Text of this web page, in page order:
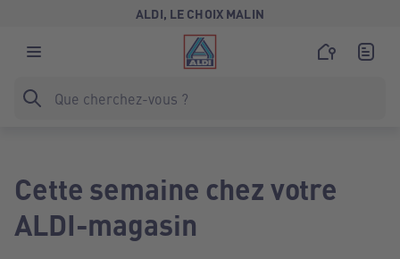
ALDI, LE CHOIX MALIN
Cette semaine chez votre
ALDI-magasin